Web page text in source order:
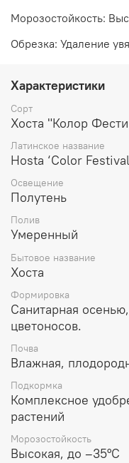
Морозостойкость:
Обрезка: Удаление
Характеристики
Сорт
Хоста "Колор
Латинское название
Hosta ‘Color
Освещение
Полутень
Полив
Умеренный
Бытовое название
Хоста
Формировка
Санитарная
цветоносов.
Почва
Влажная,
Подкормка
Комплексное
растений
Морозостойкость
Высокая, до –35°C